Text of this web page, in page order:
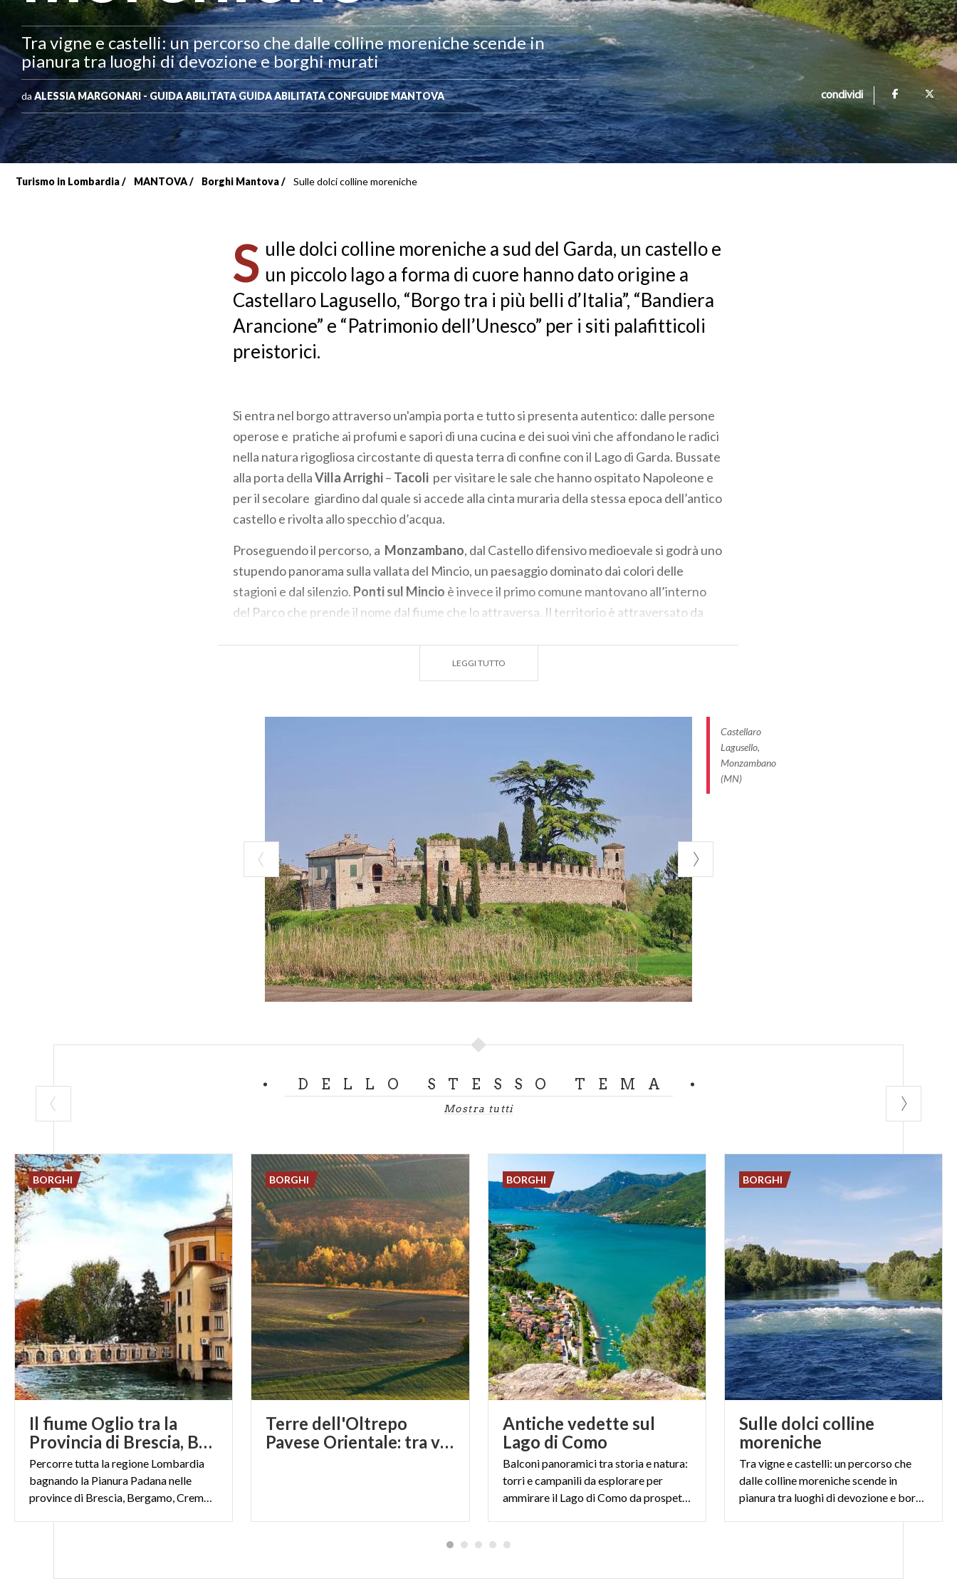
Tra vigne e castelli: un percorso che dalle colline moreniche scende in
pianura tra luoghi di devozione e borghi murati
da ALESSIA MARGONARI - GUIDA ABILITATA GUIDA ABILITATA CONFGUIDE MANTOVA condividi
Turismo in Lombardia MANTOVA Borghi Mantova Sulle dolci colline moreniche
S ulle dolci colline moreniche a sud del Garda, un castello e
un piccolo lago a forma di cuore hanno dato origine a
Castellaro Lagusello, “Borgo tra i più belli d’Italia”, “Bandiera
Arancione” e “Patrimonio dell’Unesco” per i siti palafitticoli
preistorici.
Si entra nel borgo attraverso un'ampia porta e tutto si presenta autentico: dalle persone
operose e pratiche ai profumi e sapori di una cucina e dei suoi vini che affondano le radici
nella natura rigogliosa circostante di questa terra di confine con il Lago di Garda. Bussate
alla porta dellaVilla Arrighi– Tacoli per visitare le sale che hanno ospitato Napoleone e
per il secolare giardino dal quale si accede alla cinta muraria della stessa epoca dell’antico
castello e rivolta allo specchio d’acqua.
Proseguendo il percorso, a Monzambano, dal Castello difensivo medioevale si godrà uno
stupendo panorama sulla vallata del Mincio, un paesaggio dominato dai colori delle
stagioni e dal silenzio. Ponti sul Mincio è invece il primo comune mantovano all’interno
del Parco che prende il nome dal fiume che lo attraversa. Il territorio è attraversato da
pregevoli decorazioni cinquecentesche, cantine di grande suggestione ed un giardino
conserva ancora intatta la sua armonia di statue e di siepi.
ALESSIA MARGONARI, guida
abilitata
ConfGuide Mantova
Se questo racconto ti è piaciuto,CLICCA QUIper scoprire le
sue varie proposte d'itinerario.
LEGGI TUTTO
Castellaro
Lagusello,
Monzambano
(MN)
DELLO STESSO TEMA
Mostra tutti
Il fiume Oglio tra la
Provincia di Brescia, Bergamo e Cremona
Percorre tutta la regione Lombardia
bagnando la Pianura Padana nelle
province di Brescia, Bergamo, Cremona e Mantova dove si immette nel Po’
BORGHI
Terre dell'Oltrepo
Pavese Orientale: tra vino e storia
BORGHI
Antiche vedette sul
Lago di Como
Balconi panoramici tra storia e natura:
torri e campanili da esplorare per
ammirare il Lago di Como da prospettive uniche.
BORGHI
Sulle dolci colline
moreniche
Tra vigne e castelli: un percorso che
dalle colline moreniche scende in
pianura tra luoghi di devozione e borghi murati
BORGHI